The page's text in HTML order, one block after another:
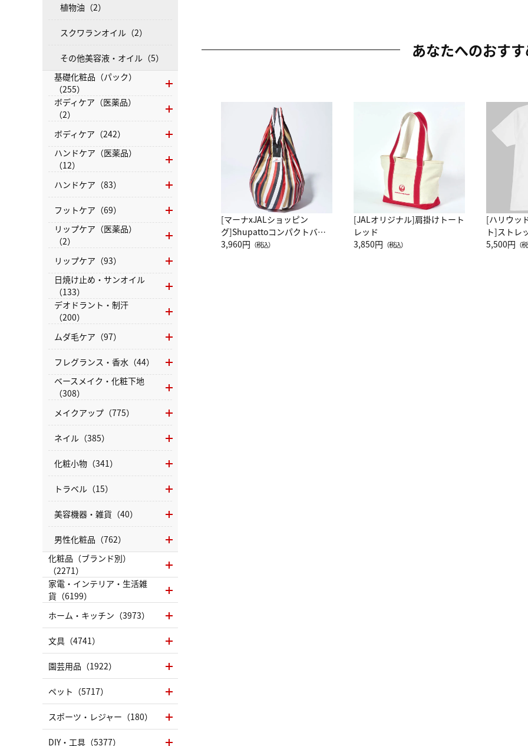
あなたへのおす
[マーナxJALショッピン
グ]Shupattoコンパクトバッ
グ Drop JAL客室乗務員
3,960円 （税込）
[JALオリジナル]肩掛けトート
レッド
3,850円 （税込）
[ハリウッ
ト]ストレ
ーネック
5,500円 （
植物油（2）
スクワランオイル（2）
その他美容液・オイル（5）
基礎化粧品（パック）
（255）
ボディケア（医薬品）
（2）
ボディケア（242）
ハンドケア（医薬品）
（12）
ハンドケア（83）
フットケア（69）
リップケア（医薬品）
（2）
リップケア（93）
日焼け止め・サンオイル
（133）
デオドラント・制汗
（200）
ムダ毛ケア（97）
フレグランス・香水（44）
ベースメイク・化粧下地
（308）
メイクアップ（775）
ネイル（385）
化粧小物（341）
トラベル（15）
美容機器・雑貨（40）
男性化粧品（762）
化粧品（ブランド別）
（2271）
家電・インテリア・生活雑
貨（6199）
ホーム・キッチン（3973）
文具（4741）
園芸用品（1922）
ペット（5717）
スポーツ・レジャー（180）
DIY・工具（5377）